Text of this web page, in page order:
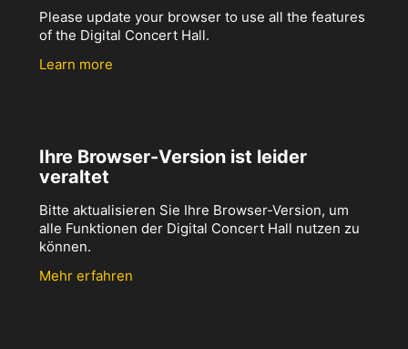
Please update your browser to use all the features
of the Digital Concert Hall.
Learn more
Ihre Browser-Version ist leider
veraltet
Bitte aktualisieren Sie Ihre Browser-Version, um
alle Funktionen der Digital Concert Hall nutzen zu
können.
Mehr erfahren